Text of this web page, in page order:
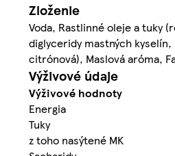
Zloženie
Voda, Rastlinné oleje a tuky
diglyceridy mastných
citrónová), Maslová aróma,
Výživové údaje
Výživové hodnoty
Energia
Tuky
z toho nasýtené MK